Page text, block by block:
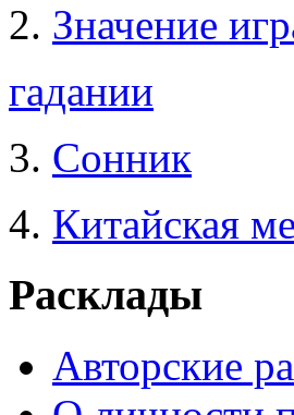
2. Значение
гадании
3. Сонник
4. Китайская
Расклады
Авторские